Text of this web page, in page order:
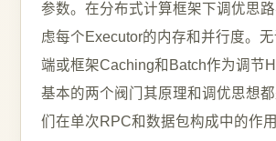
参数。在分布式计算框架下调优思
虑每个Executor的内存和并行度。
端或框架Caching和Batch作为调节
基本的两个阀门其原理和调优思想
们在单次RPC和数据包构成中的作